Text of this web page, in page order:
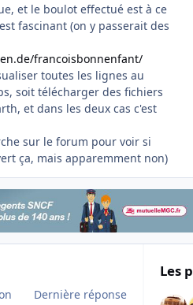
et le boulot effectué est à ce
fascinant (on y passerait des
francoisbonnenfant/
toutes les lignes au
soit télécharger des fichiers
et dans les deux cas c'est
sur le forum pour voir si
ça, mais apparemment non)
Dernière réponse
Les